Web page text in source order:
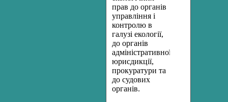
прав до органів
управління і
контролю в
галузі екології,
до органів
адміністративної
юрисдикції,
прокуратури та
до судових
органів.